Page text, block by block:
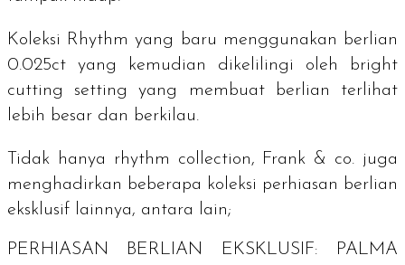
Koleksi Rhythm yang baru menggunakan berlian
0.025ct yang kemudian dikelilingi oleh
bright
cutting setting
yang membuat berlian terlihat
lebih besar dan berkilau.
Tidak hanya rhythm collection, Frank & co. juga
menghadirkan beberapa koleksi perhiasan berlian
eksklusif lainnya, antara lain;
PERHIASAN BERLIAN EKSKLUSIF: PALMA